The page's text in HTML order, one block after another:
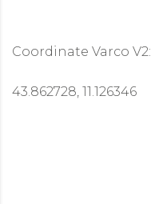
Coordinate Varco V2:
43.862728, 11.126346